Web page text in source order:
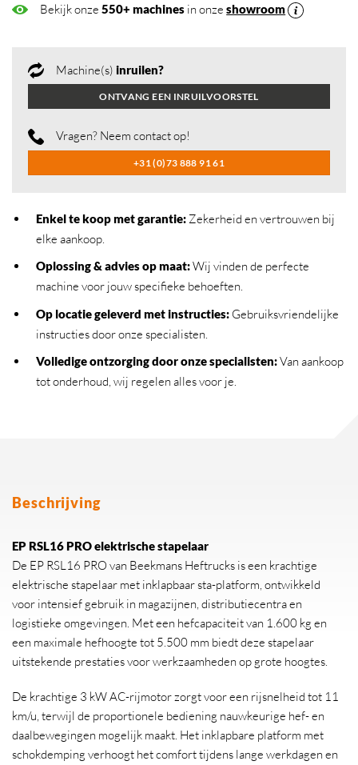
Bekijk onze550+ machines in onzeshowroom
Machine(s) inruilen?
ONTVANG EEN INRUILVOORSTEL
Vragen? Neem contact op!
+31 (0)73 888 91 61
Enkel te koop met garantie:Zekerheid en vertrouwen bij
elke aankoop.
Oplossing & advies op maat:Wij vinden de perfecte
machine voor jouw specifieke behoeften.
Op locatie geleverd met instructies:Gebruiksvriendelijke
instructies door onze specialisten.
Volledige ontzorging door onze specialisten:Van aankoop
tot onderhoud, wij regelen alles voor je.
Beschrijving
EP RSL16 PRO elektrische stapelaar
De EP RSL16 PRO van Beekmans Heftrucks is een krachtige
elektrische stapelaar met inklapbaar sta-platform, ontwikkeld
voor intensief gebruik in magazijnen, distributiecentra en
logistieke omgevingen. Met een hefcapaciteit van 1.600 kg en
een maximale hefhoogte tot 5.500 mm biedt deze stapelaar
uitstekende prestaties voor werkzaamheden op grote hoogtes.
De krachtige 3 kW AC-rijmotor zorgt voor een rijsnelheid tot 11
km/u, terwijl de proportionele bediening nauwkeurige hef- en
daalbewegingen mogelijk maakt. Het inklapbare platform met
schokdemping verhoogt het comfort tijdens lange werkdagen en